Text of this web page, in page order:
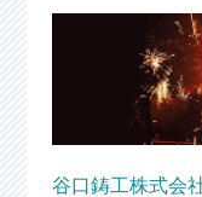
谷口鋳工株式会